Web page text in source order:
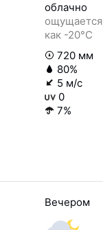
облачно
ощущается
как -20°C
720 мм
80%
5 м/с
0
7%
Вечером